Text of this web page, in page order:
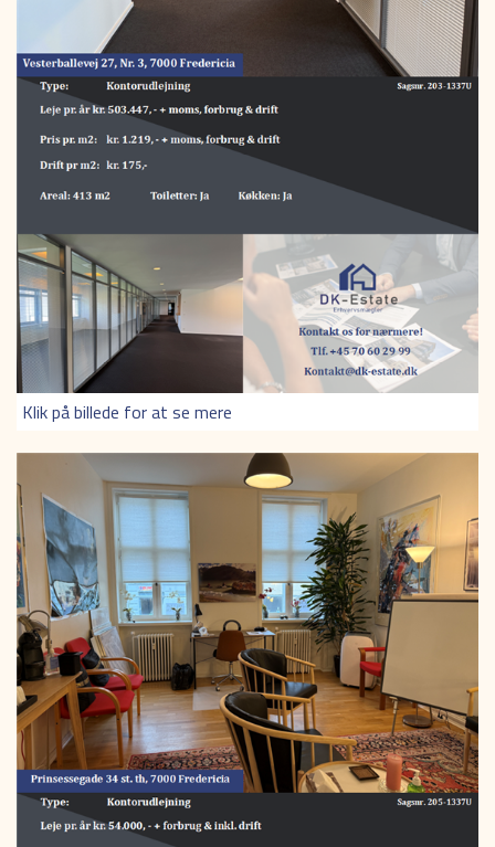
Klik på billede for at se mere